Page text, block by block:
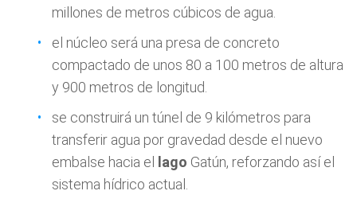
millones de metros cúbicos de agua.
el núcleo será una presa de concreto
compactado de unos 80 a 100 metros de altura
y 900 metros de longitud.
se construirá un túnel de 9 kilómetros para
transferir agua por gravedad desde el nuevo
embalse hacia el
lago Gatún, reforzando así el
sistema hídrico actual.